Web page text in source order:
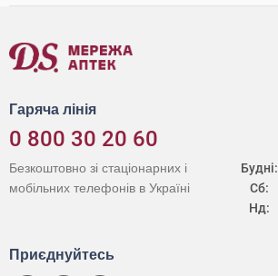
Гаряча лінія
0 800 30 20 60
Будні:
Сб:
Нд:
Безкоштовно зі стаціонарних і
мобільних телефонів в Україні
Приєднуйтесь